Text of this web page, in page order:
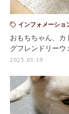
インフォメーショ
おもちちゃん、カ
グフレンドリーウ
2025.03.19